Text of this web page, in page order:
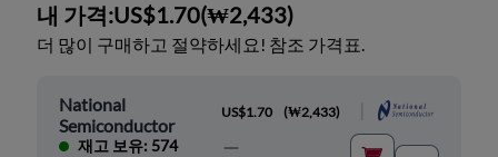
내 가격:US$1.70(₩2,433)
더 많이 구매하고 절약하세요! 참조 가격표.
National
Semiconductor
재고 보유: 574
US$1.70 (₩2,433)